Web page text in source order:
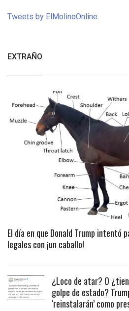
Tweets by ElMolinoOnline
EXTRAÑO
El día en que Donald Trump intentó
legales con ¡un caballo!
¿Loco de atar? O
golpe de estado?
‘reinstalarán’ como